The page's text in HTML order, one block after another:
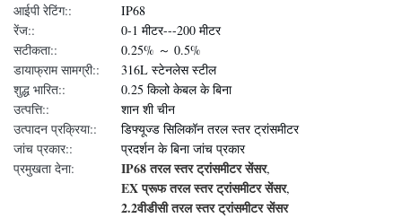
आईपी रेटिंग::
IP68
रेंज::
0-1 मीटर---200 मीटर
सटीकता::
0.25% ～ 0.5%
डायाफ्राम सामग्री::
316L स्टेनलेस स्टील
शुद्ध भारित::
0.25 किलो केबल के बिना
उत्पत्ति::
शान शी चीन
उत्पादन प्रक्रिया::
डिफ्यूज्ड सिलिकॉन तरल स्तर ट्रांसमीटर
जांच प्रकार::
प्रदर्शन के बिना जांच प्रकार
प्रमुखता देना:
IP68 तरल स्तर ट्रांसमीटर सेंसर,
EX प्रूफ तरल स्तर ट्रांसमीटर सेंसर,
2.2वीडीसी तरल स्तर ट्रांसमीटर सेंसर